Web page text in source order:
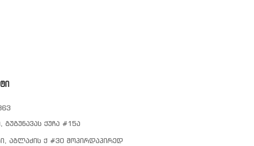
გუგუნავას ქუჩა #15ა
აგლაძის ქ #30 მოპირდაპირედ